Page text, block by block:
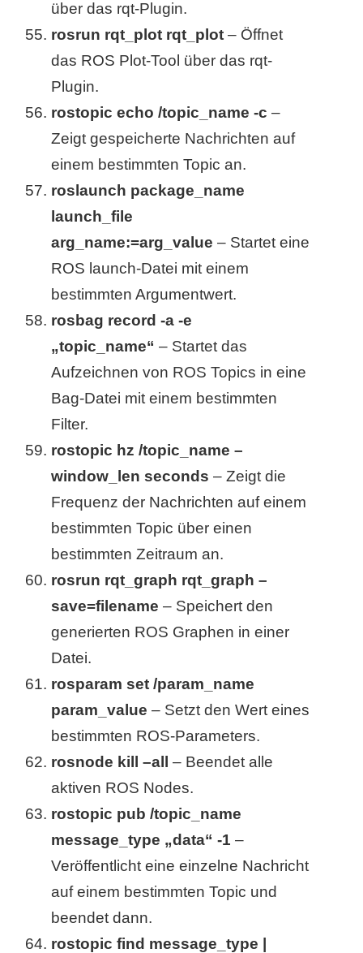
über das rqt-Plugin.
rosrun rqt_plot rqt_plot – Öffnet
das ROS Plot-Tool über das rqt-
Plugin.
rostopic echo /topic_name -c –
Zeigt gespeicherte Nachrichten auf
einem bestimmten Topic an.
roslaunch package_name
launch_file
arg_name:=arg_value – Startet eine
ROS launch-Datei mit einem
bestimmten Argumentwert.
rosbag record -a -e
„topic_name“ – Startet das
Aufzeichnen von ROS Topics in eine
Bag-Datei mit einem bestimmten
Filter.
rostopic hz /topic_name –
window_len seconds – Zeigt die
Frequenz der Nachrichten auf einem
bestimmten Topic über einen
bestimmten Zeitraum an.
rosrun rqt_graph rqt_graph –
save=filename – Speichert den
generierten ROS Graphen in einer
Datei.
rosparam set /param_name
param_value – Setzt den Wert eines
bestimmten ROS-Parameters.
rosnode kill –all – Beendet alle
aktiven ROS Nodes.
rostopic pub /topic_name
message_type „data“ -1 –
Veröffentlicht eine einzelne Nachricht
auf einem bestimmten Topic und
beendet dann.
rostopic find message_type |